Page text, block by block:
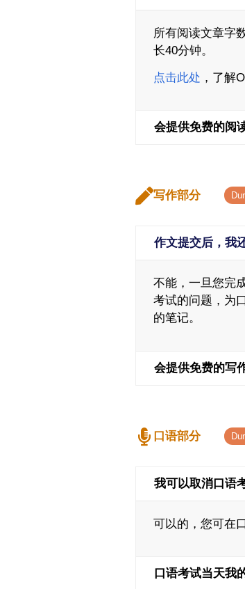
所有阅读文章字
长40分钟。
点击此处 ，了解
会提供免费的阅
写作部分
作文提交后，我
不能，一旦您完
考试的问题，为
的笔记。
会提供免费的写
口语部分
我可以取消口语
可以的，您可在
口语考试当天我